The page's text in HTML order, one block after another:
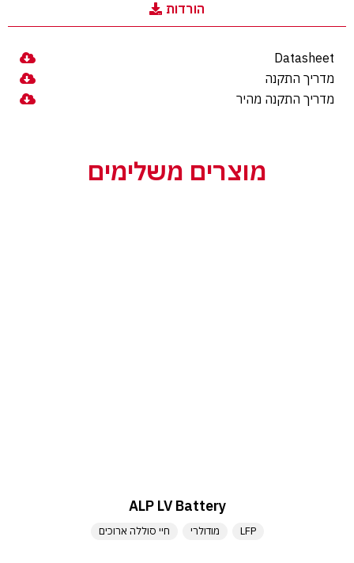
הורדות
Datasheet
מדריך התקנה
מדריך התקנה מהיר
מוצרים משלימים
ALP LV Battery
LFP מודולרי חיי סוללה ארוכים